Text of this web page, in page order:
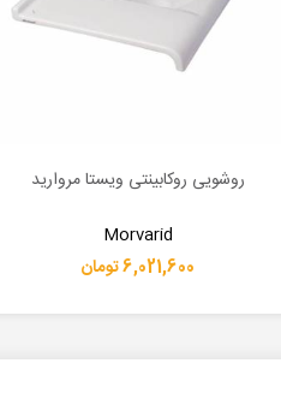
اطلاعات بیشتر
روشویی روکابینتی ویستا مروارید
Morvarid
6,021,600 تومان